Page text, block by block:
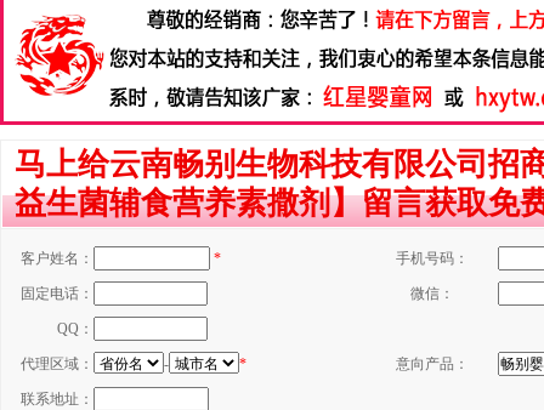
马上给云南畅别生物科技有限公司招
益生菌辅食营养素撒剂】留言获取免
客户姓名： * 手机号码：
固定电话： 微信：
QQ：
代理区域： - * 意向产品：
联系地址：